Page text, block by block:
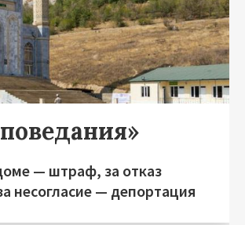
— штраф, за отказ
несогласие — депортация